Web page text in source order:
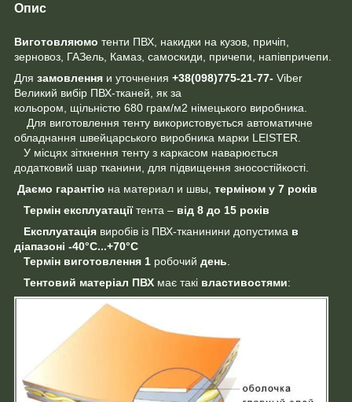
Опис
Виготовляюмо тенти ПВХ, накидки на кузов, причіп,
зерновоз, ГАЗель, Камаз, самоскиди, причепи, напівпричепи.
Для замовлення и уточнения +38(098)775-21-77- Viber
Великий вибір ПВХ-тканей, як за
кольором, щільністю 680 грам/м2 німецького виробника.
Для виготовлення тенту використовується автоматичне
обладнання швейцарського виробника марки LEISTER.
У місцях зіткнення тенту з каркасом наварюється
додатковий шар тканини, для підвищення зносостійкості.
Даємо гарантію на материал и швы, терміном у 7 років
Термін експлуатаціїтента – від 8 до 15 років
Експлуатація виробів із ПВХ-тканинини допустима в
діапазоні -40°C...+70°C
Термін виготовлення 1 робочий день
Тентовий матеріал ПВХ має такі властивостями: